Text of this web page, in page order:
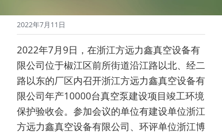
2022年7月11日
2022年7月 9日，在浙江方远力鑫真空设备有
限公司位于椒江区前所街道沿江路以北、经二
路以东的厂区内召开浙江方远力鑫真空设备有
限公司年产10000台真空泵建设项目竣工环境
保护验收会。参加会议的单位有建设单位浙江
方远力鑫真空设备有限公司、环评单位浙江博